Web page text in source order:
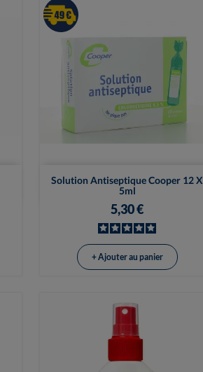
Solution Antiseptique Cooper 12 X
5ml
5,30 €
Vue rapide
+ Ajouter au panier